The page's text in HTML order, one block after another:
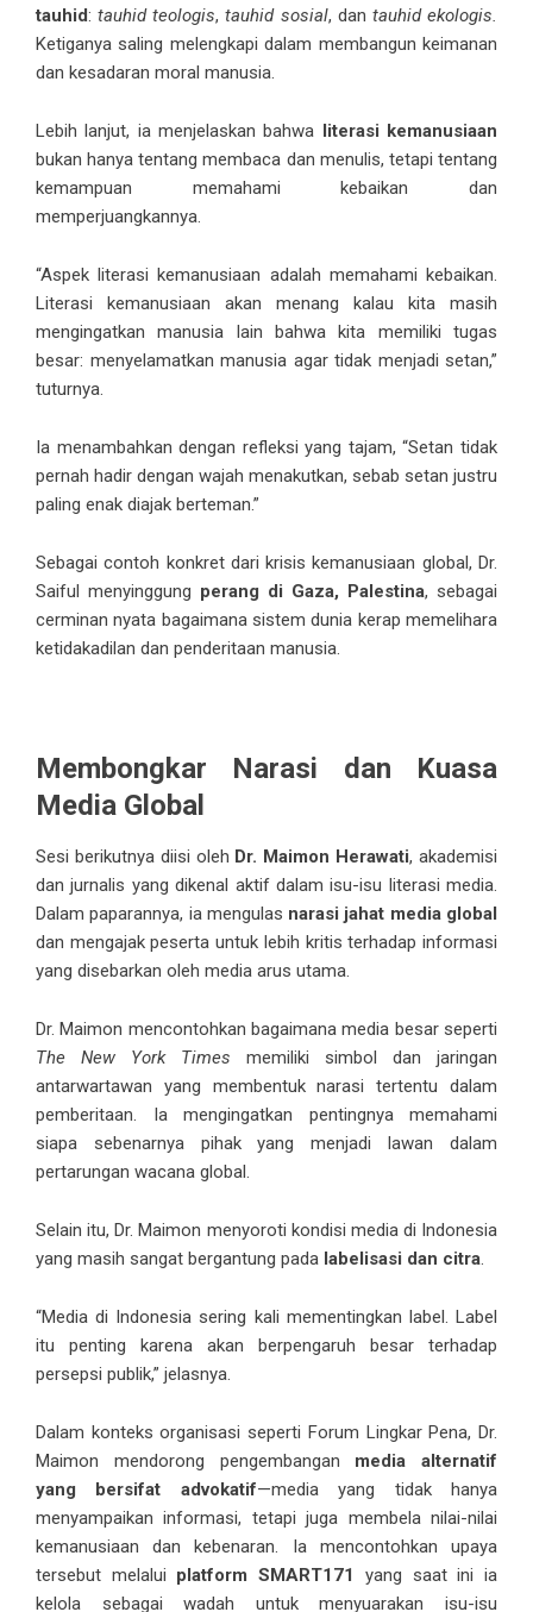
tauhid:tauhid teologis,tauhid sosial, dan tauhid ekologis.
Ketiganya saling melengkapi dalam membangun keimanan
dan kesadaran moral manusia.
Lebih lanjut, ia menjelaskan bahwa
literasi kemanusiaan
bukan hanya tentang membaca dan menulis, tetapi tentang
kemampuan memahami kebaikan dan
memperjuangkannya.
“Aspek literasi kemanusiaan adalah memahami kebaikan.
Literasi kemanusiaan akan menang kalau kita masih
mengingatkan manusia lain bahwa kita memiliki tugas
besar: menyelamatkan manusia agar tidak menjadi setan,”
tuturnya.
Ia menambahkan dengan refleksi yang tajam, “Setan tidak
pernah hadir dengan wajah menakutkan, sebab setan justru
paling enak diajak berteman.”
Sebagai contoh konkret dari krisis kemanusiaan global, Dr.
Saiful menyinggung perang di Gaza, Palestina, sebagai
cerminan nyata bagaimana sistem dunia kerap memelihara
ketidakadilan dan penderitaan manusia.
Membongkar Narasi dan Kuasa
Media Global
Sesi berikutnya diisi oleh Dr. Maimon Herawati, akademisi
dan jurnalis yang dikenal aktif dalam isu-isu literasi media.
Dalam paparannya, ia mengulas narasi jahat media global
dan mengajak peserta untuk lebih kritis terhadap informasi
yang disebarkan oleh media arus utama.
Dr. Maimon mencontohkan bagaimana media besar seperti
The New York Times memiliki simbol dan jaringan
antarwartawan yang membentuk narasi tertentu dalam
pemberitaan. Ia mengingatkan pentingnya memahami
siapa sebenarnya pihak yang menjadi lawan dalam
pertarungan wacana global.
Selain itu, Dr. Maimon menyoroti kondisi media di Indonesia
yang masih sangat bergantung pada labelisasi dan citra.
“Media di Indonesia sering kali mementingkan label. Label
itu penting karena akan berpengaruh besar terhadap
persepsi publik,” jelasnya.
Dalam konteks organisasi seperti Forum Lingkar Pena, Dr.
Maimon mendorong pengembangan media alternatif
yang bersifat advokatif—media yang tidak hanya
menyampaikan informasi, tetapi juga membela nilai-nilai
kemanusiaan dan kebenaran. Ia mencontohkan upaya
tersebut melalui platform SMART171
yang saat ini ia
kelola sebagai wadah untuk menyuarakan isu-isu